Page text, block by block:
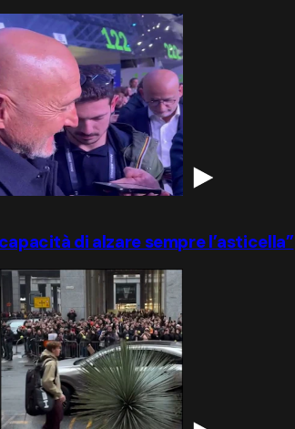
di alzare sempre l’asticella”